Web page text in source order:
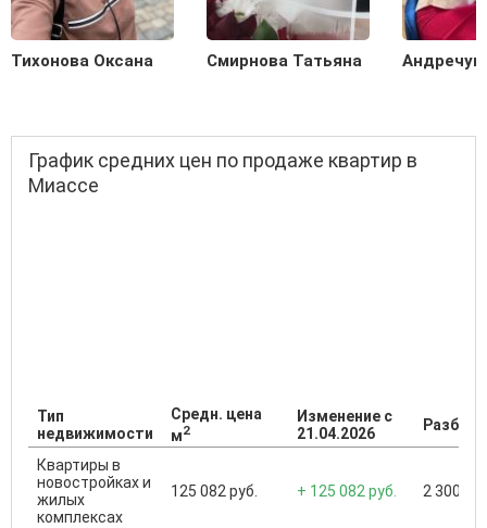
Тихонова Оксана Смирнова Татьяна Андречук
График средних цен по продаже квартир в
Миассе
Тип
недвижимости
Средн. цена
м2
Изменение с
21.04.2026
Квартиры в
новостройках и
жилых
комплексах
125 082 руб. + 125 082 руб. 2 300